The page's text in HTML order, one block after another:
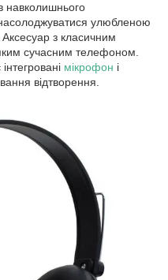
навколишнього
улюбленою
з класичним
сучасним телефоном.
мікрофон і
відтворення.